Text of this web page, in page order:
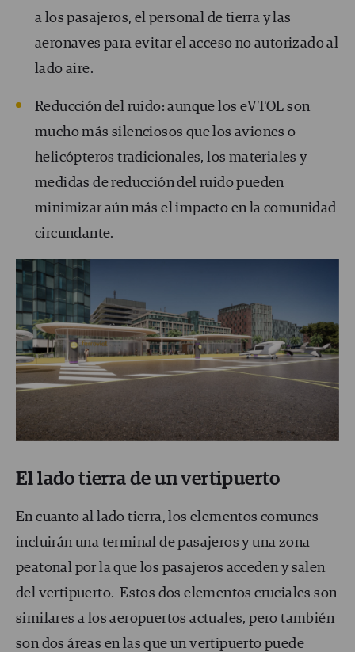
a los pasajeros, el personal de tierra y las
aeronaves para evitar el acceso no autorizado al
lado aire.
Reducción del ruido: aunque los eVTOL son
mucho más silenciosos que los aviones o
helicópteros tradicionales, los materiales y
medidas de reducción del ruido pueden
minimizar aún más el impacto en la comunidad
circundante.
El lado tierra de un vertipuerto
En cuanto al lado tierra, los elementos comunes
incluirán una terminal de pasajeros y una zona
peatonal por la que los pasajeros acceden y salen
del vertipuerto. Estos dos elementos cruciales son
similares a los aeropuertos actuales, pero también
son dos áreas en las que un vertipuerto puede